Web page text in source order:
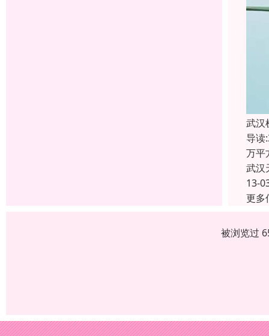
武汉
导读
万平
武汉
13-
更多
被浏览过